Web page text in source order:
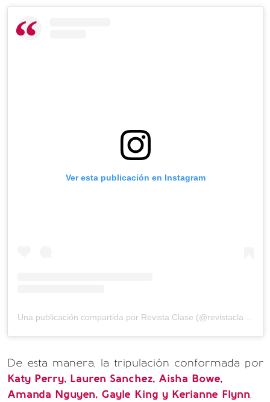
Ver esta publicación en Instagram
Una publicación compartida por Revista Clase (@revistaclase)
De esta manera, la tripulación conformada por
Katy Perry, Lauren Sanchez, Aisha Bowe,
Amanda Nguyen, Gayle King y Kerianne Flynn,